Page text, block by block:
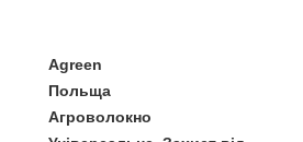
Agreen
Польща
Агроволокно